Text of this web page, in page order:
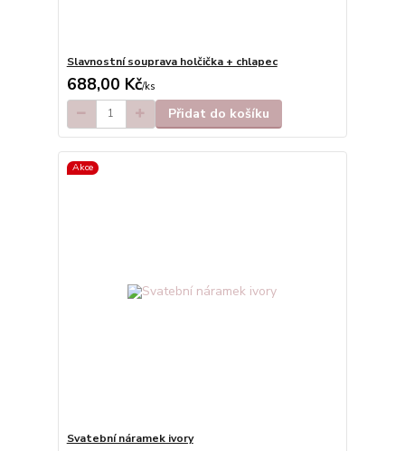
Slavnostní souprava holčička + chlapec
688,00 Kč/ks
Přidat do košíku
Akce
Svatební náramek ivory